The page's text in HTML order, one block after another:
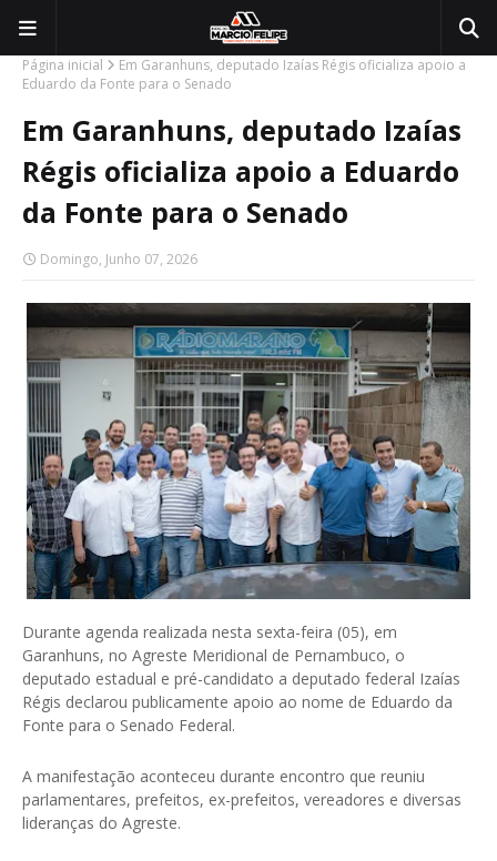
Página inicial
Em Garanhuns, deputado Izaías Régis oficializa apoio a
Eduardo da Fonte para o Senado
Em Garanhuns, deputado Izaías
Régis oficializa apoio a Eduardo
da Fonte para o Senado
Domingo, Junho 07, 2026
Durante agenda realizada nesta sexta-feira (05), em
Garanhuns, no Agreste Meridional de Pernambuco, o
deputado estadual e pré-candidato a deputado federal Izaías
Régis declarou publicamente apoio ao nome de Eduardo da
Fonte para o Senado Federal.
A manifestação aconteceu durante encontro que reuniu
parlamentares, prefeitos, ex-prefeitos, vereadores e diversas
lideranças do Agreste.